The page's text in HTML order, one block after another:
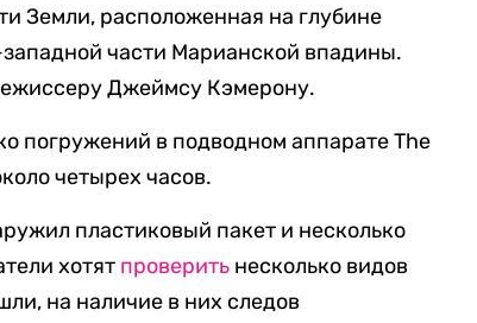
Земли, расположенная на глубине
части Марианской впадины.
Джеймсу Кэмерону.
погружений в подводном аппарате The
четырех часов.
пластиковый пакет и несколько
хотят проверить несколько видов
на наличие в них следов